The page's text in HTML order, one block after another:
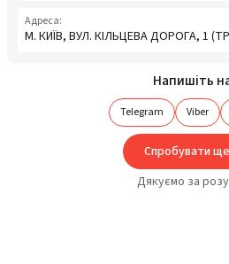
Адреса:
М. КИЇВ, ВУЛ. КІЛЬЦЕВА ДОРОГА, 1 (ТРЦ
Напишіть
Telegram Viber
Спробувати
Дякуємо за